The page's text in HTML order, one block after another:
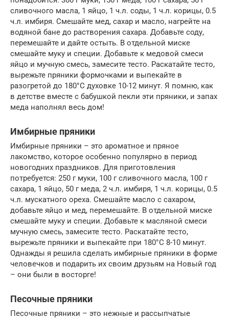
сливочного масла, 1 яйцо, 1 ч.л. соды, 1 ч.л. корицы, 0.5
ч.л. имбиря. Смешайте мед, сахар и масло, нагрейте на
водяной бане до растворения сахара. Добавьте соду,
перемешайте и дайте остыть. В отдельной миске
смешайте муку и специи. Добавьте к медовой смеси
яйцо и мучную смесь, замесите тесто. Раскатайте тесто,
вырежьте пряники формочками и выпекайте в
разогретой до 180°C духовке 10-12 минут. Я помню, как
в детстве вместе с бабушкой пекли эти пряники, и запах
меда наполнял весь дом!
Имбирные пряники
Имбирные пряники – это ароматное и пряное
лакомство, которое особенно популярно в период
новогодних праздников. Для приготовления
потребуется: 250 г муки, 100 г сливочного масла, 100 г
сахара, 1 яйцо, 50 г меда, 2 ч.л. имбиря, 1 ч.л. корицы, 0.5
ч.л. мускатного ореха. Смешайте масло с сахаром,
добавьте яйцо и мед, перемешайте. В отдельной миске
смешайте муку и специи. Добавьте к масляной смеси
мучную смесь, замесите тесто. Раскатайте тесто,
вырежьте пряники и выпекайте при 180°C 8-10 минут.
Однажды я решила сделать имбирные пряники в форме
человечков и подарить их своим друзьям на Новый год
– они были в восторге!
Песочные пряники
Песочные пряники – это нежные и рассыпчатые